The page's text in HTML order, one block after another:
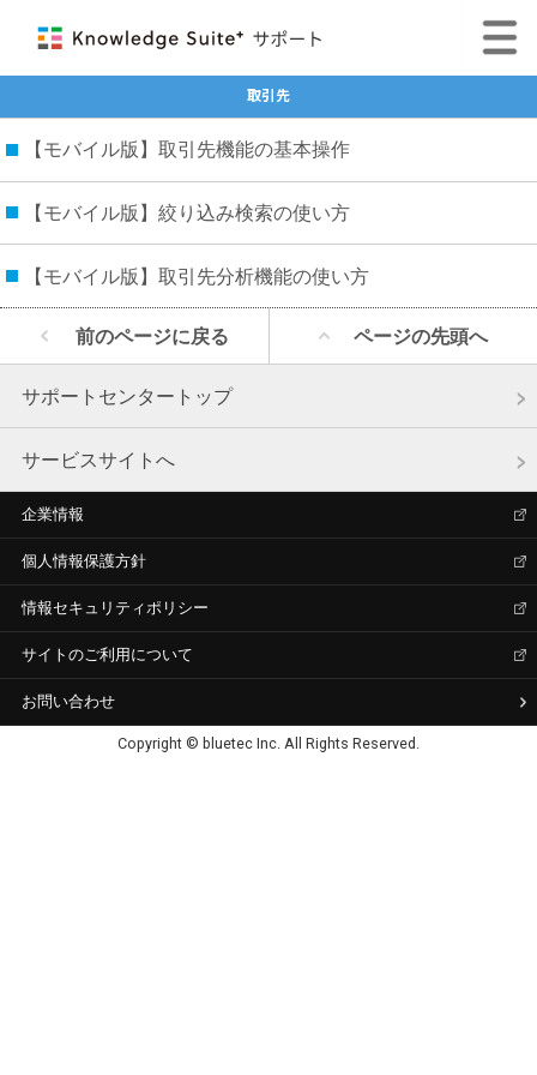
取引先
【モバイル版】取引先機能の基本操作
【モバイル版】絞り込み検索の使い方
【モバイル版】取引先分析機能の使い方
前のページに戻る ページの先頭へ
サポートセンタートップ
サービスサイトへ
企業情報
個人情報保護方針
情報セキュリティポリシー
サイトのご利用について
お問い合わせ
Copyright © bluetec Inc. All Rights Reserved.